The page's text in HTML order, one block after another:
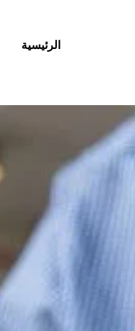
الرئيسية